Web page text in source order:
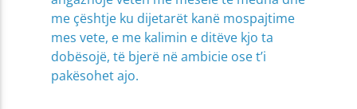
me çështje ku dijetarët kanë mospajtime
mes vete, e me kalimin e ditëve kjo ta
dobësojë, të bjerë në ambicie ose t’i
pakësohet ajo.